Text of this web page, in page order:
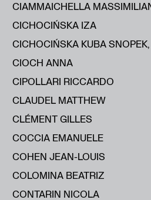
CIAMMAICHELLA
CICHOCIŃSKA IZA
CICHOCIŃSKA KUBA
CIOCH ANNA
CIPOLLARI RICCARDO
CLAUDEL MATTHEW
CLÉMENT GILLES
COCCIA EMANUELE
COHEN JEAN-LOUIS
COLOMINA BEATRIZ
CONTARIN NICOLA